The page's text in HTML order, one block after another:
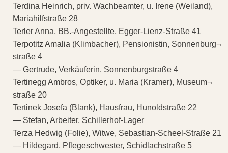
Terdina Heinrich, priv. Wachbeamter, u. Irene (Weiland),
Mariahilfstraße 28
Terler Anna, BB.-Angestellte, Egger-Lienz-Straße 41
Terpotitz Amalia (Klimbacher), Pensionistin, Sonnenburg¬
straße 4
— Gertrude, Verkäuferin, Sonnenburgstraße 4
Tertinegg Ambros, Optiker, u. Maria (Kramer), Museum¬
straße 20
Tertinek Josefa (Blank), Hausfrau, Hunoldstraße 22
— Stefan, Arbeiter, Schillerhof-Lager
Terza Hedwig (Folie), Witwe, Sebastian-Scheel-Straße 21
— Hildegard, Pflegeschwester, Schidlachstraße 5